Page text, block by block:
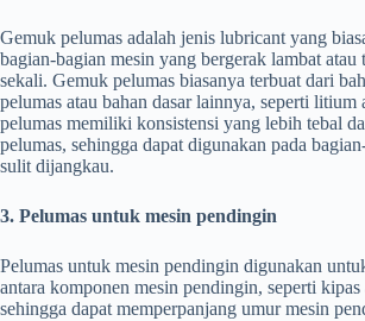
Gemuk pelumas adalah jenis lubricant yang
bagian-bagian mesin yang bergerak lambat atau
sekali. Gemuk pelumas biasanya terbuat dari
pelumas atau bahan dasar lainnya, seperti
pelumas memiliki konsistensi yang lebih tebal
pelumas, sehingga dapat digunakan pada
sulit dijangkau.
3. Pelumas untuk mesin pendingin
Pelumas untuk mesin pendingin digunakan
antara komponen mesin pendingin, seperti kipas
sehingga dapat memperpanjang umur mesin